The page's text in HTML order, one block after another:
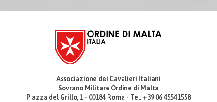
Associazione dei Cavalieri Italiani
Sovrano Militare Ordine di Malta
Piazza del Grillo, 1 - 00184 Roma - Tel. +39 06 45541558